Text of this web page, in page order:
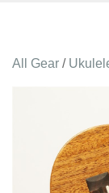
All Gear /